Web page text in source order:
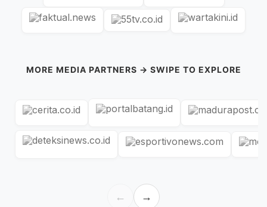
MORE MEDIA PARTNERS → SWIPE TO EXPLORE
← →